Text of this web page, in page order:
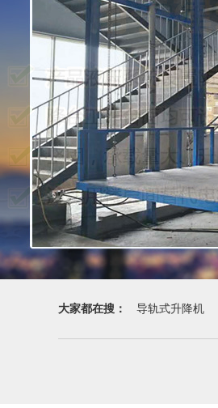
大家都在搜： 导轨式升降机